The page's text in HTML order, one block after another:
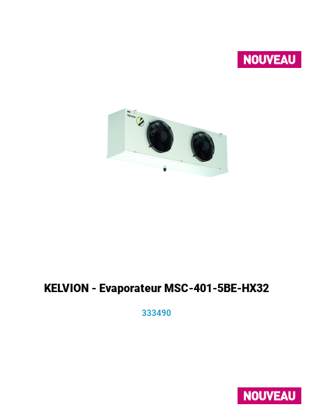
KELVION - Evaporateur MSC-401-5BE-HX32
333490